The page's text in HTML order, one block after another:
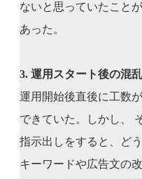
ないと思っていたこと
あった。
3. 運用スタート後の混乱
運用開始後直後に工数
できていた。しかし、
指示出しをすると、ど
キーワードや広告文の